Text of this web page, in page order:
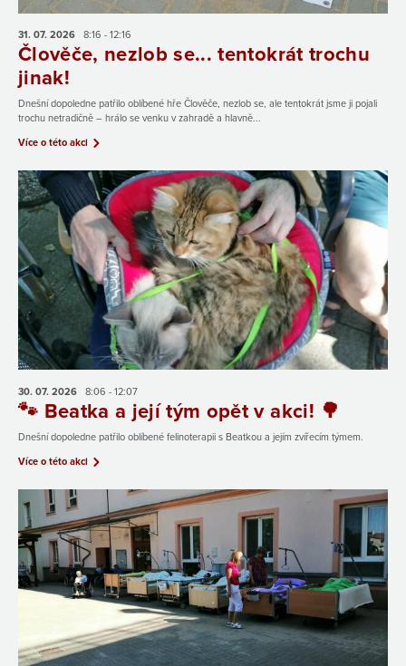
31. 07. 2026 8:16 - 12:16
Člověče, nezlob se... tentokrát trochu
jinak!
Dnešní dopoledne patřilo oblíbené hře Člověče, nezlob se, ale tentokrát jsme ji pojali
trochu netradičně – hrálo se venku v zahradě a hlavně...
Více o této akci
30. 07. 2026 8:06 - 12:07
🐾 Beatka a její tým opět v akci! 🌳
Dnešní dopoledne patřilo oblíbené felinoterapii s Beatkou a jejím zvířecím týmem.
Více o této akci